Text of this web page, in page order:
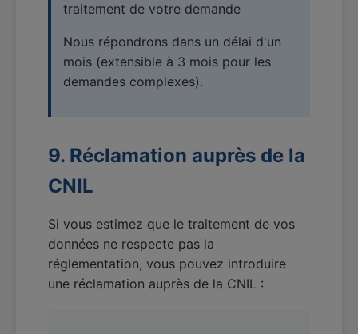
traitement de votre demande
Nous répondrons dans un délai d'un
mois (extensible à 3 mois pour les
demandes complexes).
9. Réclamation auprès de la
CNIL
Si vous estimez que le traitement de vos
données ne respecte pas la
réglementation, vous pouvez introduire
une réclamation auprès de la CNIL :